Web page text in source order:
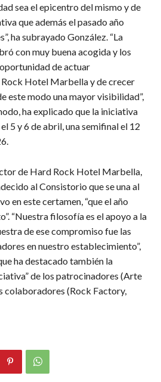
sea el epicentro del mismo y de
que además el pasado año
ha subrayado González. “La
con muy buena acogida y los
de actuar
Hotel Marbella y de crecer
este modo una mayor visibilidad”,
ha explicado que la iniciativa
5 y 6 de abril, una semifinal el 12
de Hard Rock Hotel Marbella,
al Consistorio que se una al
en este certamen, “que el año
“Nuestra filosofía es el apoyo a la
de ese compromiso fue las
en nuestro establecimiento”,
ha destacado también la
de los patrocinadores (Arte
colaboradores (Rock Factory,